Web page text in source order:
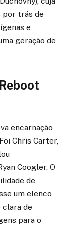
por trás de
e
geração de
encarnação
Chris Carter,
Coogler. O
de
um elenco
clara de
para o